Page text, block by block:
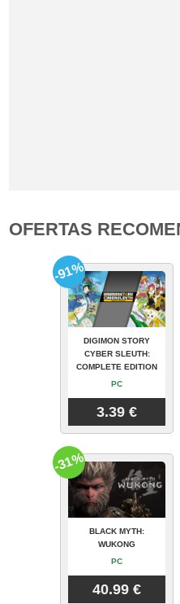
OFERTAS
DIGIMON STORY
CYBER SLEUTH:
COMPLETE EDITION
PC
3.39 €
-91%
BLACK MYTH:
WUKONG
PC
40.99 €
-31%